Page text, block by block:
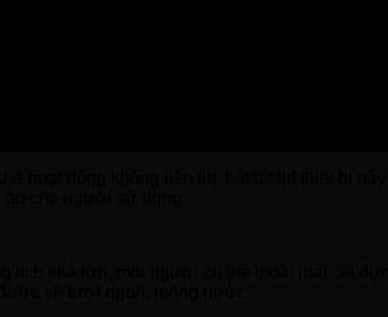
không cần quá lo lắng về điện năng tiêu thủ, vì